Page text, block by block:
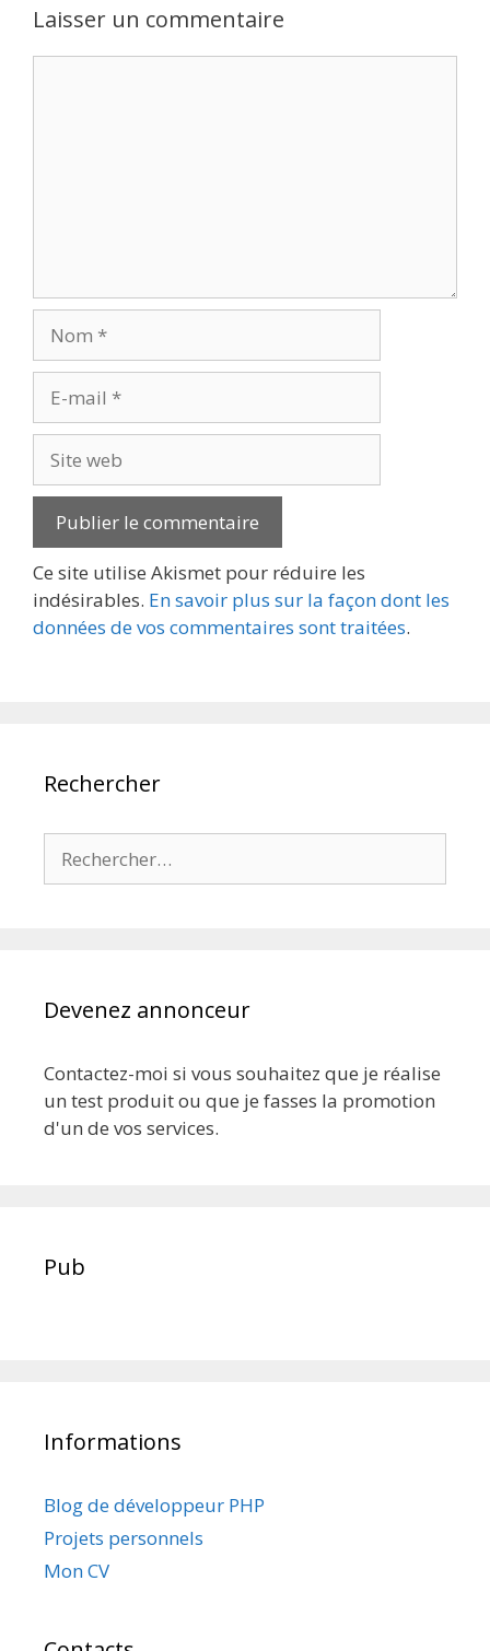
Laisser un commentaire
mail
web
Ce site utilise Akismet pour réduire les
indésirables. En savoir plus sur la façon dont les
données de vos commentaires sont traitées.
Rechercher
Devenez annonceur
Contactez-moi si vous souhaitez que je réalise
un test produit ou que je fasses la promotion
d'un de vos services.
Pub
Informations
Blog de développeur PHP
Projets personnels
Mon CV